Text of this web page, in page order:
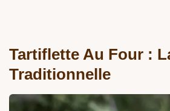
Tartiflette Au Four :
Traditionnelle